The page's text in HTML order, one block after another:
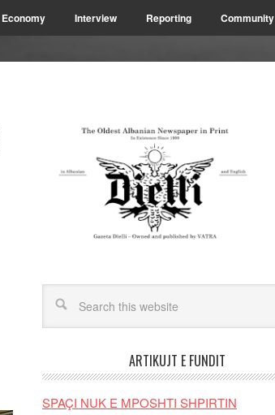
Economy Interview Reporting Community
ARTIKUJT E FUNDIT
SPAÇI NUK E MPOSHTI SHPIRTIN